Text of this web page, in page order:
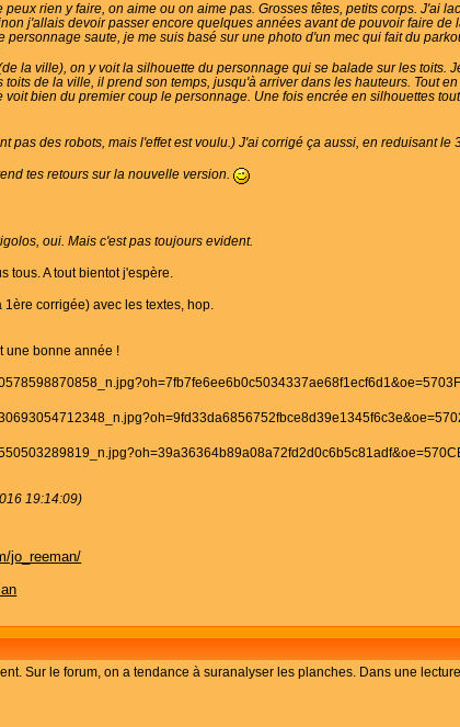
rien y faire, on aime ou on aime pas. Grosses têtes, petits corps. J'ai
j'allais devoir passer encore quelques années avant de pouvoir faire de
personnage saute, je me suis basé sur une photo d'un mec qui fait du
la ville), on y voit la silhouette du personnage qui se balade sur les toits.
de la ville, il prend son temps, jusqu'à arriver dans les hauteurs. Tout
bien du premier coup le personnage. Une fois encrée en silhouettes
pas des robots, mais l'effet est voulu.) J'ai corrigé ça aussi, en reduisant le
tes retours sur la nouvelle version.
oui. Mais c'est pas toujours evident.
tous. A tout bientot j'espère.
corrigée) avec les textes, hop.
une bonne année !
19:14:09)
jo_reeman/
Sur le forum, on a tendance à suranalyser les planches. Dans une